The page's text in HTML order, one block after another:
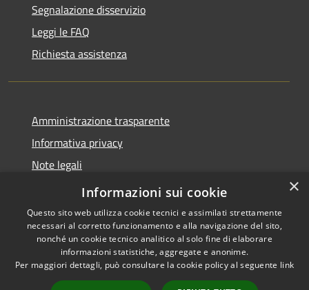
Segnalazione disservizio
Leggi le FAQ
Richiesta assistenza
Amministrazione trasparente
Informativa privacy
Note legali
Dichiarazione di accessibilità
Accessibilità
Powered byMunicipium
Accesso redazione
×
Informazioni sui cookie
Questo sito web utilizza cookie tecnici e assimilati strettamente
necessari al corretto funzionamento e alla navigazione del sito,
nonché un cookie tecnico analitico al solo fine di elaborare
informazioni statistiche, aggregate e anonime.
Per maggiori dettagli, può consultare la cookie policy al seguente link